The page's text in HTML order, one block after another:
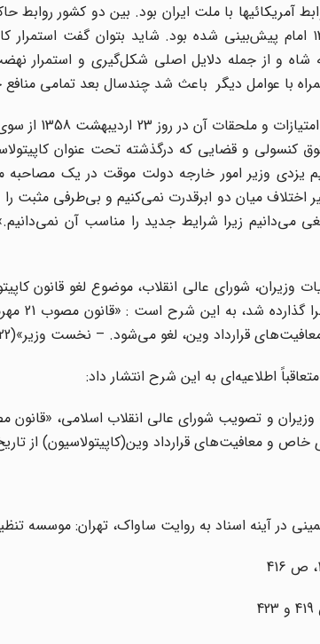
آمریکائیها با ملت ایران بود. بین دو کشور روابط
که در پیام ۴ آبان ۱۳۴۳ امام پیش‌بینی شده بود. شاید بتوان
و از جمله دلایل اصلی شکل‌گیری و استمرار
با عوامل دیگر باعث شد چندسال بعد تمامی
پیمان
کنسولی و قضایی که درگذشته تحت عنوان
قرارداد وین، لغو می‌شود. – نخست وزیر»(22)
اطلاعیه‌ای به این شرح انتشار داد:
قرارداد وین(کاپیتولاسیون) از تاریخ 23/2/1358 لغو